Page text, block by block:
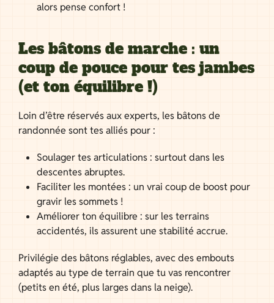
alors pense confort !
Les bâtons de marche : un
coup de pouce pour tes jambes
(et ton équilibre !)
Loin d’être réservés aux experts, les bâtons de
randonnée sont tes alliés pour :
Soulager tes articulations : surtout dans les
descentes abruptes.
Faciliter les montées : un vrai coup de boost pour
gravir les sommets !
Améliorer ton équilibre : sur les terrains
accidentés, ils assurent une stabilité accrue.
Privilégie des bâtons réglables, avec des embouts
adaptés au type de terrain que tu vas rencontrer
(petits en été, plus larges dans la neige).